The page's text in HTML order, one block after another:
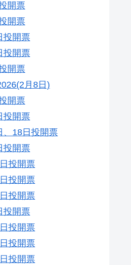
開票
開票
投開票
投開票
開票
月8日)
開票
投開票
、18日投開票
投開票
投開票
投開票
投開票
投開票
投開票
投開票
投開票